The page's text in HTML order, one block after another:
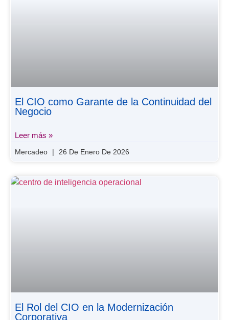
El CIO como Garante de la Continuidad del
Negocio
Leer más »
Mercadeo 26 De Enero De 2026
El Rol del CIO en la Modernización
Corporativa